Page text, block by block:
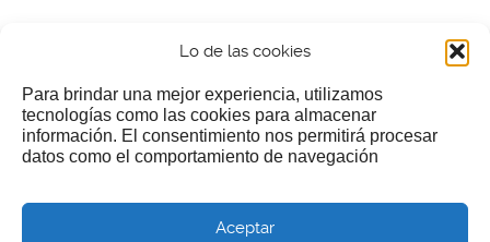
Lo de las cookies
Para brindar una mejor experiencia, utilizamos
tecnologías como las cookies para almacenar
información. El consentimiento nos permitirá procesar
datos como el comportamiento de navegación
Aceptar
¿Nos invitas a un cafecillo?
Si te gusta nuestra web puedes echar limosna a estos